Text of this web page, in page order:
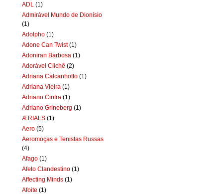
ADL (1)
Admirável Mundo de Dionísio
(1)
Adolpho (1)
Adone Can Twist (1)
Adoniran Barbosa (1)
Adorável Clichê (2)
Adriana Calcanhotto (1)
Adriana Vieira (1)
Adriano Cintra (1)
Adriano Grineberg (1)
ÆRIALS (1)
Aero (5)
Aeromoças e Tenistas Russas
(4)
Afago (1)
Afeto Clandestino (1)
Affecting Minds (1)
Afoite (1)